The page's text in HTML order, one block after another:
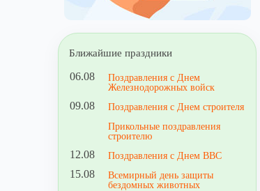
Ближайшие праздники
06.08
Поздравления с Днем
Железнодорожных войск
09.08
Поздравления с Днем строителя
Прикольные поздравления
строителю
12.08 Поздравления с Днем ВВС
15.08
Всемирный день защиты
бездомных животных